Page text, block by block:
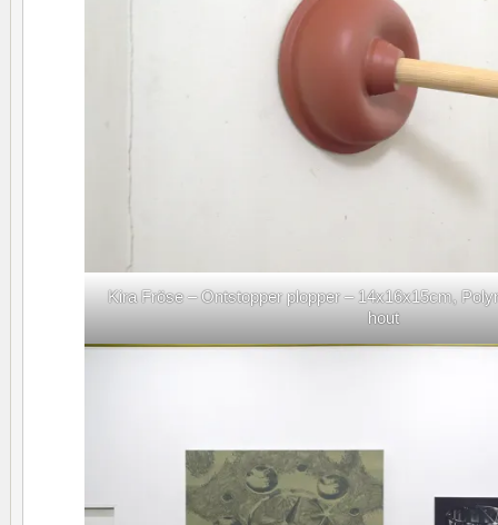
Kira Fröse – Ontstopper plopper – 14x16x15cm,
hout